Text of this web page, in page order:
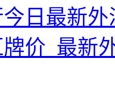
日最新
价_最新